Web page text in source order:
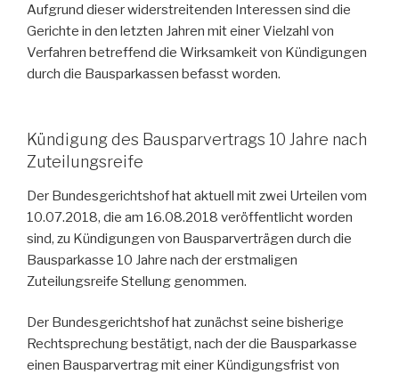
Aufgrund dieser widerstreitenden Interessen sind die
Gerichte in den letzten Jahren mit einer Vielzahl von
Verfahren betreffend die Wirksamkeit von Kündigungen
durch die Bausparkassen befasst worden.
Kündigung des Bausparvertrags 10 Jahre nach
Zuteilungsreife
Der Bundesgerichtshof hat aktuell mit zwei Urteilen vom
10.07.2018, die am 16.08.2018 veröffentlicht worden
sind, zu Kündigungen von Bausparverträgen durch die
Bausparkasse 10 Jahre nach der erstmaligen
Zuteilungsreife Stellung genommen.
Der Bundesgerichtshof hat zunächst seine bisherige
Rechtsprechung bestätigt, nach der die Bausparkasse
einen Bausparvertrag mit einer Kündigungsfrist von